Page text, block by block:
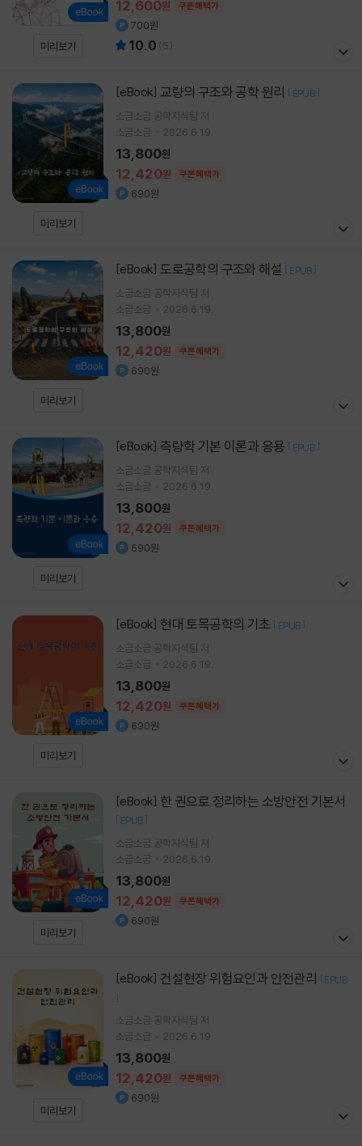
미리보기
12,600원 쿠폰혜택가
700원
10.0 (5)
미리보기
[eBook] 교량의 구조와 공학 원리 [ EPUB ]
소금소금 공학지식팀 저
소금소금
2026.6.19.
12,420원 쿠폰혜택가
13,800원
690원
미리보기
[eBook] 도로공학의 구조와 해설 [ EPUB ]
소금소금 공학지식팀 저
소금소금
2026.6.19.
12,420원 쿠폰혜택가
13,800원
690원
미리보기
[eBook] 측량학 기본 이론과 응용 [ EPUB ]
소금소금 공학지식팀 저
소금소금
2026.6.19.
12,420원 쿠폰혜택가
13,800원
690원
미리보기
[eBook] 현대 토목공학의 기초 [ EPUB ]
소금소금 공학지식팀 저
소금소금
2026.6.19.
12,420원 쿠폰혜택가
13,800원
690원
미리보기
[eBook] 한 권으로 정리하는 소방안전 기본서
[ EPUB ]
소금소금 공학지식팀 저
소금소금
2026.6.19.
12,420원 쿠폰혜택가
13,800원
690원
미리보기
[eBook] 건설현장 위험요인과 안전관리 [ EPUB
]
소금소금 공학지식팀 저
소금소금
2026.6.19.
12,420원 쿠폰혜택가
13,800원
690원